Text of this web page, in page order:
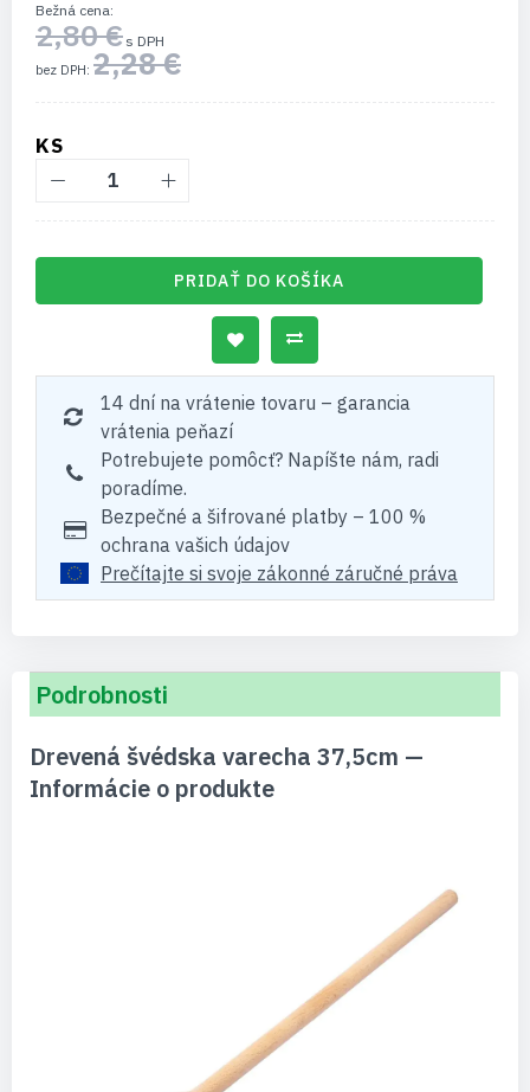
Bežná cena
2,80 €
2,28 €
KS
PRIDAŤ DO KOŠÍKA
14 dní na vrátenie tovaru – garancia
vrátenia peňazí
Potrebujete pomôcť? Napíšte nám, radi
poradíme.
Bezpečné a šifrované platby – 100 %
ochrana vašich údajov
Prečítajte si svoje zákonné záručné práva
Podrobnosti
Drevená švédska varecha 37,5cm —
Informácie o produkte